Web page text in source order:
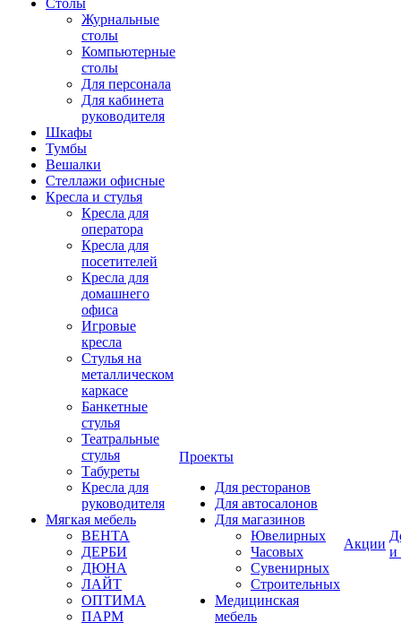
Столы
Журнальные
столы
Компьютерные
столы
Для персонала
Для кабинета
руководителя
Шкафы
Тумбы
Вешалки
Стеллажи офисные
Кресла и стулья
Кресла для
оператора
Кресла для
посетителей
Кресла для
домашнего
офиса
Игровые
кресла
Стулья на
металлическом
каркасе
Банкетные
стулья
Театральные
стулья
Табуреты
Кресла для
руководителя
Мягкая мебель
ВЕНТА
ДЕРБИ
ДЮНА
ЛАЙТ
ОПТИМА
ПАРМ
Проекты
Для ресторанов
Для автосалонов
Для магазинов
Ювелирных
Часовых
Сувенирных
Строительных
Медицинская
мебель
Акции
и